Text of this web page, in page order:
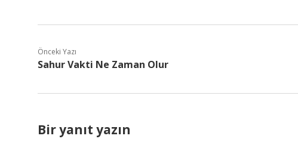
Önceki Yazı
Sahur Vakti Ne Zaman Olur
Bir yanıt yazın